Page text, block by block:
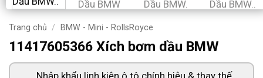
Trang chủ / BMW - Mini - RollsRoyce
11417605366 Xích bơm dầu BMW
Nhập khẩu linh kiện ô tô chính hiệu & thay thế